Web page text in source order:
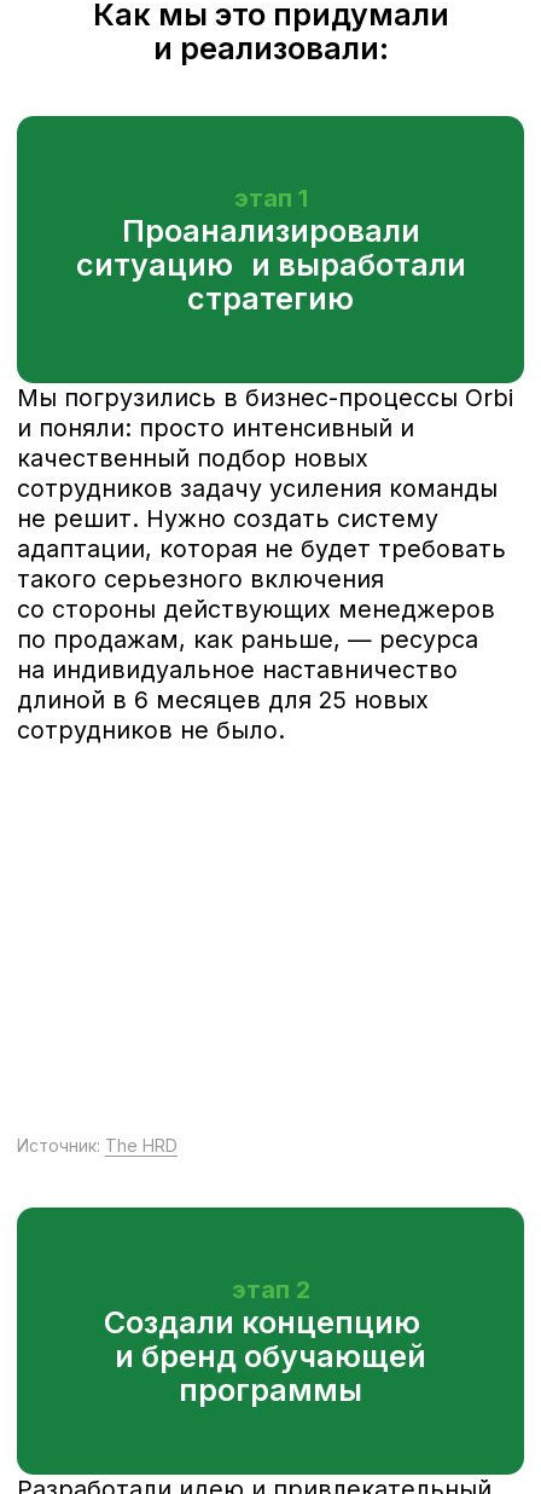
Источник:Dprofile Источник:The HRD
Провели отбор
Источник:The HRD
Составили детальный профиль
должности с указанием необходимых
hard- и soft-компетенций для всех
Сформировали команды
и погрузили их в контекст
Программа Orbi Business School
включала погружение в специфику
компании и рынка, развитие hard
и soft skills, а также различные
культурные и командообразующие